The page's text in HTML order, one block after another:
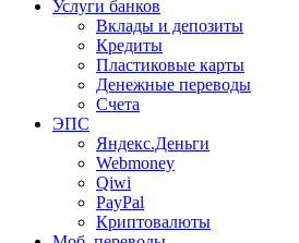
Услуги банков
Вклады и депозиты
Кредиты
Пластиковые карты
Денежные переводы
Счета
ЭПС
Яндекс.Деньги
Webmoney
Qiwi
PayPal
Криптовалюты